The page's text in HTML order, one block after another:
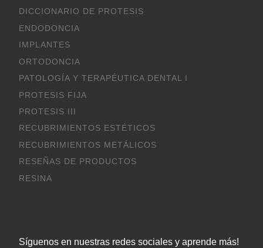
DICCIONARIO DE PROTESIS
ENDODONCIA
IMPLANTES
ORTODONCIA
PATOLOGÍA Y TERAPÉUTICA DENTAL I
PROTESIS FIJA
PROTESIS III
RECUBRIMIENTOS ESTÉTICOS
RECUBRIMIENTOS METÁLICOS
RESEÑAS DE PRODUCTOS
RESINA
Síguenos en nuestras redes sociales y aprende más!